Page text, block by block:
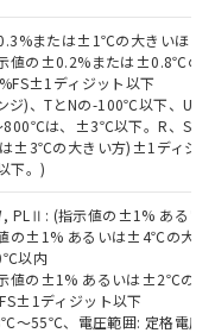
または±1℃の大きいほう
値の±0.2%または±0.8℃の
ディジット以下
ジ)、TとNの-100℃以下、U
800℃は、±3℃以下。R、S
±3℃の大きい方)±1ディジ
下。)
PLⅡ: (指示値の±1% ある
の±1% あるいは±4℃の大き
以内
値の±1% あるいは±2℃の大
ディジット以下
～55℃、電圧範囲: 定格電圧
ている法人を
有を証明す
を証明する
エステル類４
での期間は出
ことから備考
た。
切替を完了
がない限
しておりま